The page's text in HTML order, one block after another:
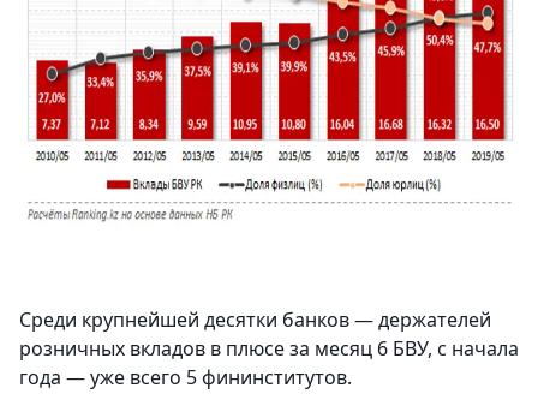
Среди крупнейшей десятки банков — держателей
розничных вкладов в плюсе за месяц 6 БВУ, с начала
года — уже всего 5 фининститутов.